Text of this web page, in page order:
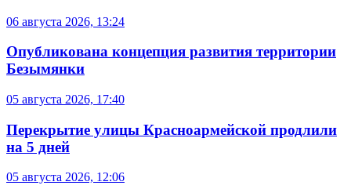
06 августа 2026, 13:24
Опубликована концепция развития территории
Безымянки
05 августа 2026, 17:40
Перекрытие улицы Красноармейской продлили
на 5 дней
05 августа 2026, 12:06